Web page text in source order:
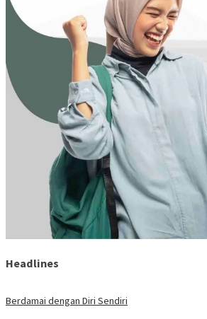
Headlines
Berdamai dengan Diri Sendiri